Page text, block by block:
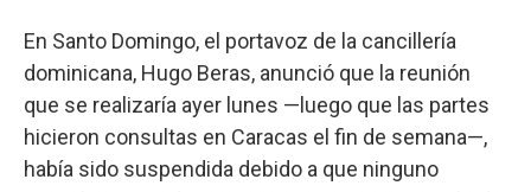
En Santo Domingo, el portavoz de la cancillería
dominicana, Hugo Beras, anunció que la reunión
que se realizaría ayer lunes —luego que las partes
hicieron consultas en Caracas el fin de semana—,
había sido suspendida debido a que ninguno